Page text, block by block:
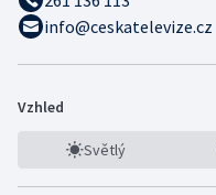
info@ceskatelevize.cz
Vzhled
Světlý